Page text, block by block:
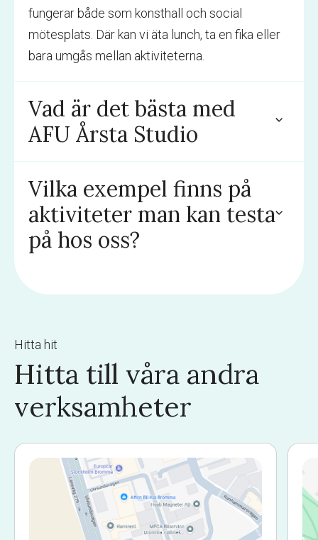
fungerar både som konsthall och social
mötesplats. Där kan vi äta lunch, ta en fika eller
bara umgås mellan aktiviteterna.
Vad är det bästa med
AFU Årsta Studio
Vilka exempel finns på
aktiviteter man kan testa
på hos oss?
Hitta hit
Hitta till våra andra
verksamheter